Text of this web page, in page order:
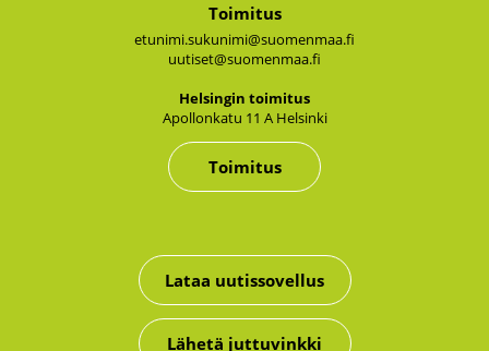
Toimitus
etunimi.sukunimi@suomenmaa.fi
uutiset@suomenmaa.fi
Hel­sin­gin toi­mi­tus
Apol­lon­ka­tu 11 A Hel­sin­ki
Toimitus
Lataa uutissovellus
Lähetä juttuvinkki